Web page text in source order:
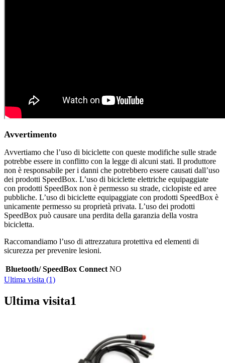
Avvertimento
Avvertiamo che l’uso di biciclette con queste modifiche sulle strade
potrebbe essere in conflitto con la legge di alcuni stati. Il produttore
non è responsabile per i danni che potrebbero essere causati dall’uso
dei prodotti SpeedBox. L’uso di biciclette elettriche equipaggiate
con prodotti SpeedBox non è permesso su strade, ciclopiste ed aree
pubbliche. L’uso di biciclette equipaggiate con prodotti SpeedBox è
unicamente permesso su proprietà privata. L’uso dei prodotti
SpeedBox può causare una perdita della garanzia della vostra
bicicletta.
Raccomandiamo l’uso di attrezzatura protettiva ed elementi di
sicurezza per prevenire lesioni.
Bluetooth/ SpeedBox Connect NO
Ultima visita (1)
Ultima visita1